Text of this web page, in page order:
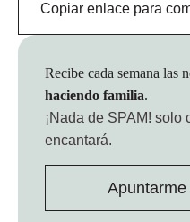
Copiar enlace para
Recibe cada semana las
haciendo familia.
¡Nada de SPAM! solo
encantará.